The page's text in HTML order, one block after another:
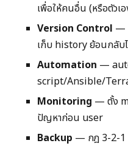
เพื่อให้คนอื่น (หรือตัวเ
Version Control —
เก็บ history ย้อนกลับ
Automation —
script/Ansible/
Monitoring — ตั้ง
ปัญหาก่อน user
Backup — กฎ 3-2-1